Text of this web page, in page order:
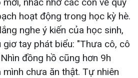
hoạt động trong học kỳ hè.
nghe ý kiến của học sinh,
giơ tay phát biểu: "Thưa cô, cô
đồng hồ cũng hơn 9h
chưa ăn thật. Tự nhiên